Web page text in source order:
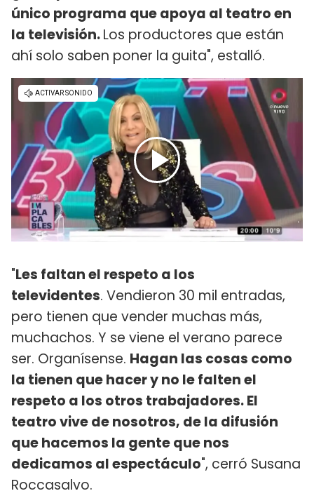
único programa que apoya al teatro en
la televisión.Los productores que están
ahí solo saben poner la guita", estalló.
"Les faltan el respeto a los
televidentes. Vendieron 30 mil entradas,
pero tienen que vender muchas más,
muchachos. Y se viene el verano parece
ser. Organísense. Hagan las cosas como
la tienen que hacer y no le falten el
respeto a los otros trabajadores. El
teatro vive de nosotros, de la difusión
que hacemos la gente que nos
dedicamos al espectáculo", cerró Susana
Roccasalvo.